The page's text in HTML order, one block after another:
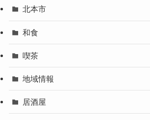
北本市
和食
喫茶
地域情報
居酒屋